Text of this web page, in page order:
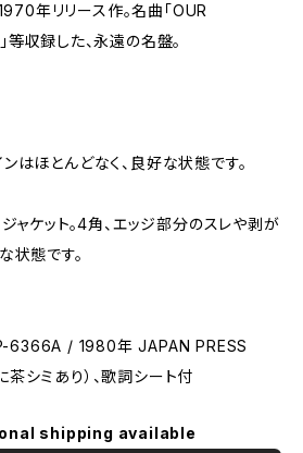
年リリース作。名曲「OUR
等収録した、永遠の名盤。
はほとんどなく、良好な状態です。
ジャケット。4角、エッジ部分のスレや剥が
状態です。
6366A / 1980年 JAPAN PRESS
シミあり）、歌詞シート付
shipping available